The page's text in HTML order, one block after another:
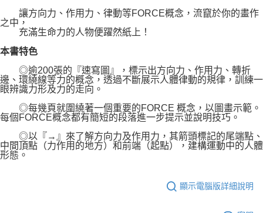
讓方向力、作用力、律動等FORCE概念，流竄於你的畫作
之中，
充滿生命力的人物便躍然紙上！
本書特色
◎逾200張的『速寫圖』，標示出方向力、作用力、轉折
邊、環繞線等力的概念，透過不斷展示人體律動的規律，訓練一
眼辨識力形及力的走向。
◎每幾頁就圍繞著一個重要的FORCE 概念，以圖畫示範。
每個FORCE概念都有簡短的段落進一步提示並說明技巧。
◎以『→』來了解方向力及作用力，其箭頭標記的尾端點、
中間頂點（力作用的地方）和前端（起點），建構運動中的人體
形態。
顯示電腦版詳細說明